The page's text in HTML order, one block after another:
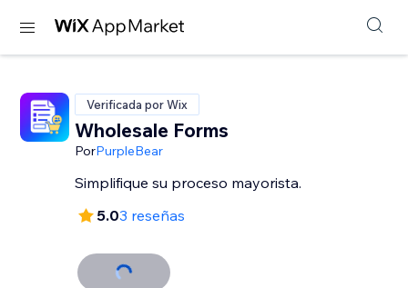
Verificada por Wix
Wholesale Forms
PorPurpleBear
Simplifique su proceso mayorista.
5.03 reseñas